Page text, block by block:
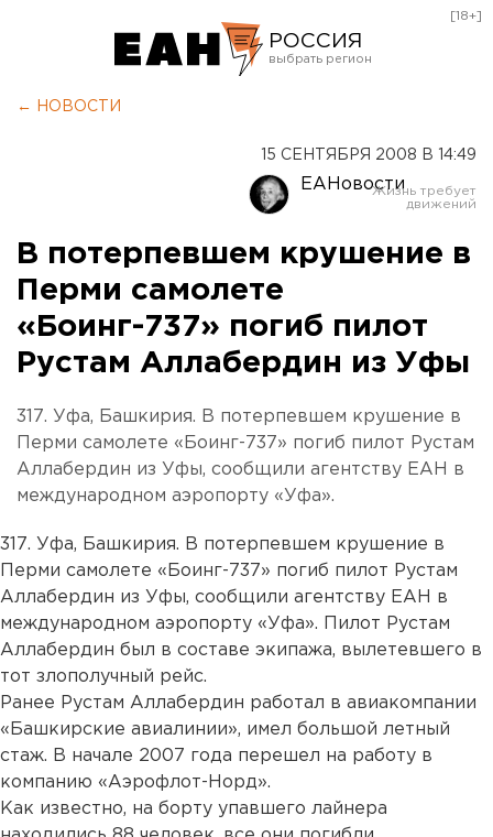
РОССИЯ
Оренбург
[18+]
← НОВОСТИ
15 СЕНТЯБРЯ 2008 В 14:49
ЕАНовости
В потерпевшем крушение в
Перми самолете
«Боинг-737» погиб пилот
Рустам Аллабердин из Уфы
317. Уфа, Башкирия. В потерпевшем крушение в
Перми самолете «Боинг-737» погиб пилот Рустам
Аллабердин из Уфы, сообщили агентству ЕАН в
международном аэропорту «Уфа».
317. Уфа, Башкирия. В потерпевшем крушение в
Перми самолете «Боинг-737» погиб пилот Рустам
Аллабердин из Уфы, сообщили агентству ЕАН в
международном аэропорту «Уфа». Пилот Рустам
Аллабердин был в составе экипажа, вылетевшего в
тот злополучный рейс.
Ранее Рустам Аллабердин работал в авиакомпании
«Башкирские авиалинии», имел большой летный
стаж. В начале 2007 года перешел на работу в
компанию «Аэрофлот-Норд».
Как известно, на борту упавшего лайнера